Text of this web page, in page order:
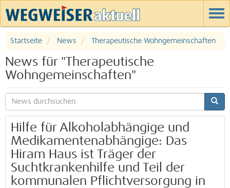
Startseite News Therapeutische Wohngemeinschaften
News für "Therapeutische
Wohngemeinschaften"
Hilfe für Alkoholabhängige und
Medikamentenabhängige: Das
Hiram Haus ist Träger der
Suchtkrankenhilfe und Teil der
kommunalen Pflichtversorgung in